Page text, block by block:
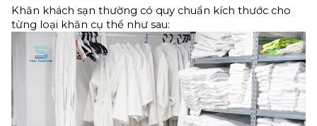
Khăn khách sạn thường có quy chuẩn kích thước cho
từng loại khăn cụ thể như sau: